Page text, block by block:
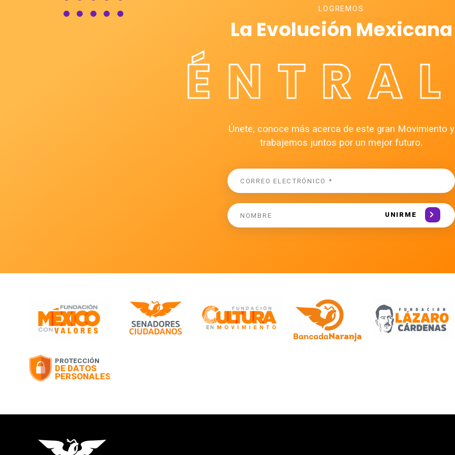
LOGREMOS
La Evolución Mexicana
Únete, conoce más acerca de este gran Movimiento y
trabajemos juntos por un mejor futuro.
UNIRME